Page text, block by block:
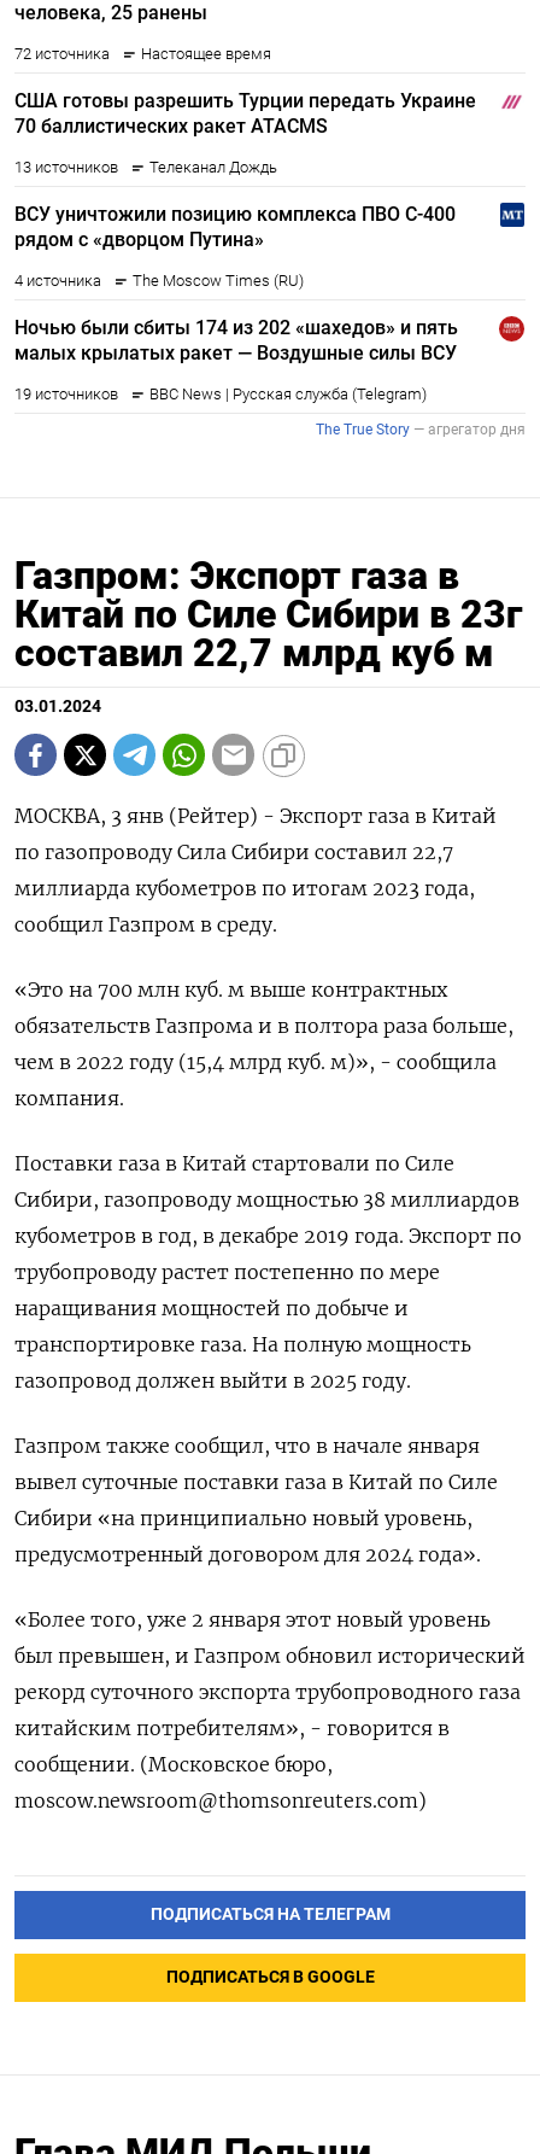
Газпром: Экспорт газа в
Китай по Силе Сибири в 23г
составил 22,7 млрд куб м
03.01.2024
МОСКВА, 3 янв (Рейтер) - Экспорт газа в Китай
по газопроводу Сила Сибири составил 22,7
миллиарда кубометров по итогам 2023 года,
сообщил Газпром в среду.
«Это на 700 млн куб. м выше контрактных
обязательств Газпрома и в полтора раза больше,
чем в 2022 году (15,4 млрд куб. м)», - сообщила
компания.
Поставки газа в Китай стартовали по Силе
Сибири, газопроводу мощностью 38 миллиардов
кубометров в год, в декабре 2019 года. Экспорт по
трубопроводу растет постепенно по мере
наращивания мощностей по добыче и
транспортировке газа. На полную мощность
газопровод должен выйти в 2025 году.
Газпром также сообщил, что в начале января
вывел суточные поставки газа в Китай по Силе
Сибири «на принципиально новый уровень,
предусмотренный договором для 2024 года».
«Более того, уже 2 января этот новый уровень
был превышен, и Газпром обновил исторический
рекорд суточного экспорта трубопроводного газа
китайским потребителям», - говорится в
сообщении. (Московское бюро,
moscow.newsroom@thomsonreuters.com)
ПОДПИСАТЬСЯ НА ТЕЛЕГРАМ
ПОДПИСАТЬСЯ В GOOGLE